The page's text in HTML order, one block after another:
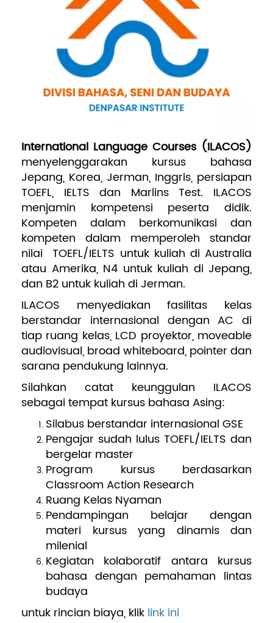
Pengembangan SDM
International Language Courses (ILACOS)
menyelenggarakan kursus bahasa
Jepang, Korea, Jerman, Inggris, persiapan
TOEFL, IELTS dan Marlins Test. ILACOS
menjamin kompetensi peserta didik.
Kompeten dalam berkomunikasi dan
kompeten dalam memperoleh standar
nilai TOEFL/IELTS untuk kuliah di Australia
atau Amerika, N4 untuk kuliah di Jepang,
dan B2 untuk kuliah di Jerman.
ILACOS menyediakan fasilitas kelas
berstandar internasional dengan AC di
tiap ruang kelas, LCD proyektor, moveable
audiovisual, broad whiteboard, pointer dan
sarana pendukung lainnya.
Silahkan catat keunggulan ILACOS
sebagai tempat kursus bahasa Asing:
Silabus berstandar internasional GSE
Pengajar sudah lulus TOEFL/IELTS dan
bergelar master
Program kursus berdasarkan
Classroom Action Research
Ruang Kelas Nyaman
Pendampingan belajar dengan
materi kursus yang dinamis dan
milenial
Kegiatan kolaboratif antara kursus
bahasa dengan pemahaman lintas
budaya
untuk rincian biaya, klik link ini